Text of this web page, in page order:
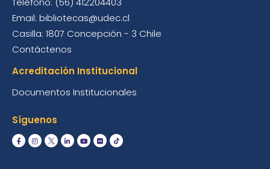
Email: bibliotecas@udec.cl
Casilla: 1807 Concepción - 3 Chile
Contáctenos
Acreditación Institucional
Documentos Institucionales
Síguenos